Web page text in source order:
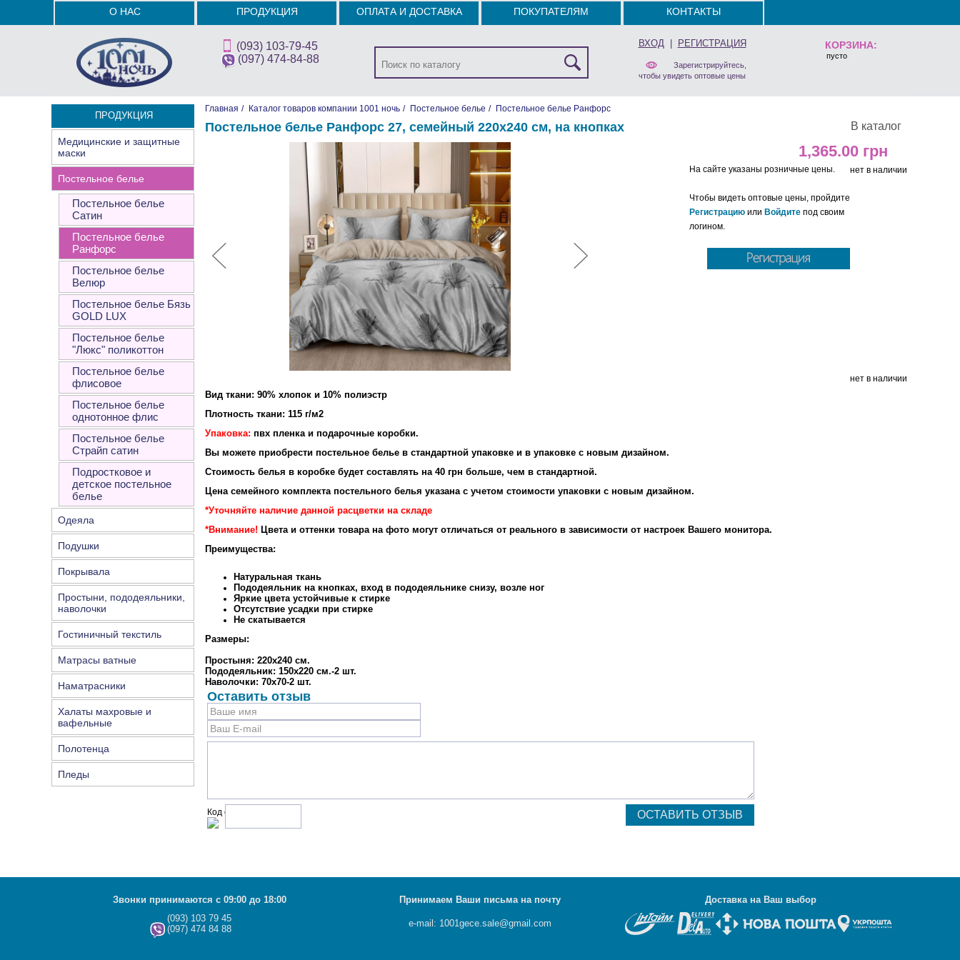
КОРЗИНА:
пусто
О НАС ПРОДУКЦИЯ ОПЛАТА И ДОСТАВКА ПОКУПАТЕЛЯМ КОНТАКТЫ
(093) 103-79-45
(097) 474-84-88
ВХОД| РЕГИСТРАЦИЯ
Зарегистрируйтесь,
чтобы увидеть оптовые цены
ПРОДУКЦИЯ
Медицинские и защитные
маски
Постельное белье
Постельное белье
Сатин
Постельное белье
Ранфорс
Постельное белье
Велюр
Постельное белье Бязь
GOLD LUX
Постельное белье
"Люкс" поликоттон
Постельное белье
флисовое
Постельное белье
однотонное флис
Постельное белье
Страйп сатин
Подростковое и
детское постельное
белье
Одеяла
Подушки
Покрывала
Простыни, пододеяльники,
наволочки
Гостиничный текстиль
Матрасы ватные
Наматрасники
Халаты махровые и
вафельные
Полотенца
Пледы
Главная / Каталог товаров компании 1001 ночь / Постельное белье / Постельное белье Ранфорс
В каталог
Постельное белье Ранфорс 27, семейный 220х240 см, на кнопках
1,365.00
нет в наличии
На сайте указаны розничные цены.
Чтобы видеть оптовые цены, пройдите
Регистрацию или Войдите под своим
логином.
нет в наличии
Вид ткани: 90% хлопок и 10% полиэстр
Плотность ткани: 115 г/м2
Упаковка: пвх пленка и подарочные коробки.
Вы можете приобрести постельное белье в стандартной упаковке и в упаковке с новым дизайном.
Стоимость белья в коробке будет составлять на 40 грн больше, чем в стандартной.
Цена семейного комплекта постельного белья указана с учетом стоимости упаковки с новым дизайном.
*Уточняйте наличие данной расцветки на складе
*Внимание! Цвета и оттенки товара на фото могут отличаться от реального в зависимости от настроек Вашего монитора.
Преимущества:
Натуральная ткань
Пододеяльник на кнопках, вход в пододеяльнике снизу, возле ног
Яркие цвета устойчивые к стирке
Отсутствие усадки при стирке
Не скатывается
Размеры:
Простыня: 220х240 см.
Пододеяльник: 150х220 см.-2 шт.
Наволочки: 70х70-2 шт.
Оставить отзыв
Код с рисунка:
Звонки принимаются с 09:00 до 18:00 Принимаем Ваши письма на почту Доставка на Ваш выбор
(093) 103 79 45
(097) 474 84 88
e-mail: 1001gece.sale@gmail.com